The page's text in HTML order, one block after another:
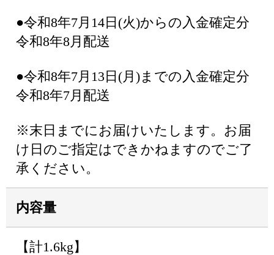
●令和8年7月14日(火)からの入金確定分
令和8年8月配送
●令和8年7月13日(月)までの入金確定分
令和8年7月配送
※末日までにお届けいたします。お届
け日のご指定はできかねますのでご了
承ください。
内容量
【計1.6kg】